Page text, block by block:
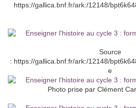
https://gallica.bnf.fr/ark:/12148/
Source
: https://gallica.bnf.fr/ark:/12148/
e
Photo prise par Clément